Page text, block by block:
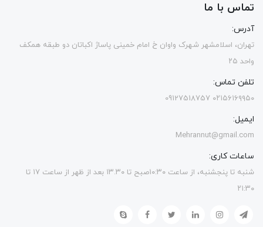
تماس با ما
آدرس:
تهران، اسلامشهر شهرک واوان خ امام خمینی پاساژ اکباتان دو طبقه همکف
واحد ۲۵
تلفن تماس:
۰۲۱۵۶۱۶۹۹۵۰ 09127518757
ایمیل:
Mehrannut@gmail.com
ساعات کاری:
شنبه تا پنجشنبه، از ساعت ۱۰:۳۰صبح تا ۱۳.۳۰ بعد از ظهر از ساعت ۱۷ تا
۲۱:۳۰